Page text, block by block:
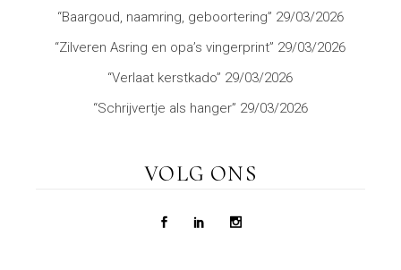
“Baargoud, naamring, geboortering” 29/03/2026
“Zilveren Asring en opa’s vingerprint” 29/03/2026
“Verlaat kerstkado” 29/03/2026
“Schrijvertje als hanger” 29/03/2026
VOLG ONS